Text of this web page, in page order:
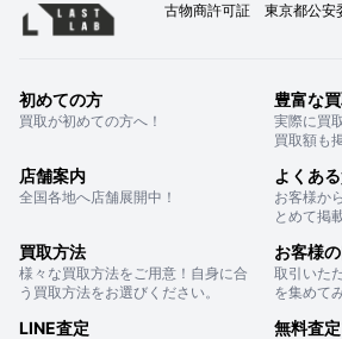
古物商許可証 東京都公
初めての方
買取が初めての方へ！
豊富な
実際に買
買取額も
店舗案内
全国各地へ店舗展開中！
よくあ
お客様か
とめて掲
買取方法
様々な買取方法をご用意！自身に合
う買取方法をお選びください。
お客様
取引いた
を集めて
LINE査定 無料査